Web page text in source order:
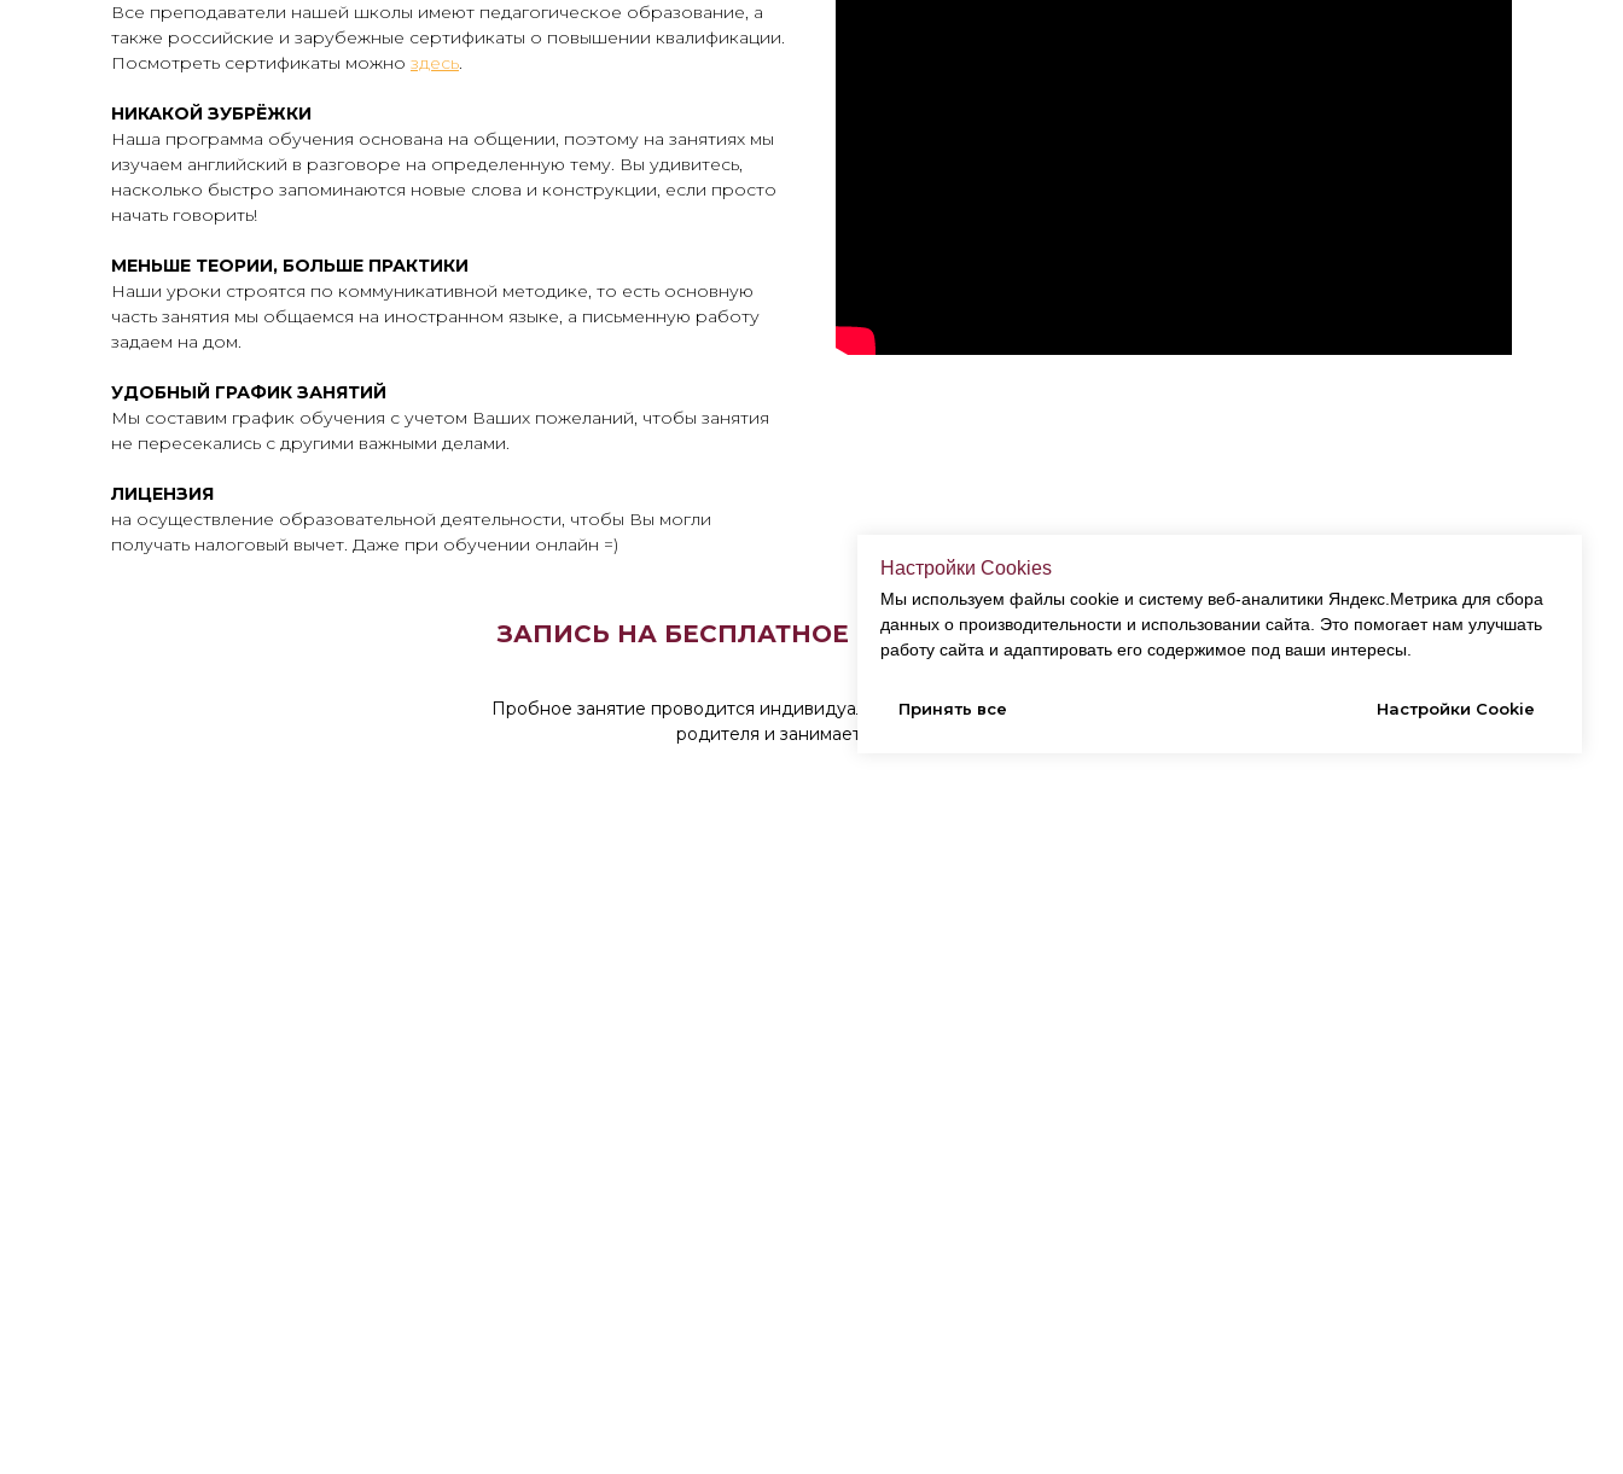
Настройки Cookies
Мы используем файлы cookie и систему веб-аналитики Яндекс.Метрика для сбора
данных о производительности и использовании сайта. Это помогает нам улучшать
работу сайта и адаптировать его содержимое под ваши интересы.
Принять все Настройки Cookie
Все преподаватели нашей школы имеют педагогическое образование, а
также российские и зарубежные сертификаты о повышении квалификации.
Посмотреть сертификаты можно здесь.
НИКАКОЙ ЗУБРЁЖКИ
Наша программа обучения основана на общении, поэтому на занятиях мы
изучаем английский в разговоре на определенную тему. Вы удивитесь,
насколько быстро запоминаются новые слова и конструкции, если просто
начать говорить!
МЕНЬШЕ ТЕОРИИ, БОЛЬШЕ ПРАКТИКИ​
Наши уроки строятся по коммуникативной методике, то есть основную
часть занятия мы общаемся на иностранном языке, а письменную работу
задаем на дом. ​
УДОБНЫЙ ГРАФИК ЗАНЯТИЙ
Мы составим график обучения с учетом Ваших пожеланий, чтобы занятия
не пересекались с другими важными делами.
ЛИЦЕНЗИЯ
на осуществление образовательной деятельности, чтобы Вы могли
получать налоговый вычет. Даже при обучении онлайн =)
ЗАПИСЬ НА БЕСПЛАТНОЕ ПРОБНОЕ ЗАНЯТИЕ
Пробное занятие проводится индивидуально с ребенком в присутствии
родителя и занимает 30 минут.